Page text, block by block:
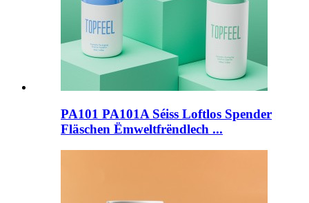
PA101 PA101A Séiss Loftlos Spender
Fläschen Ëmweltfrëndlech ...